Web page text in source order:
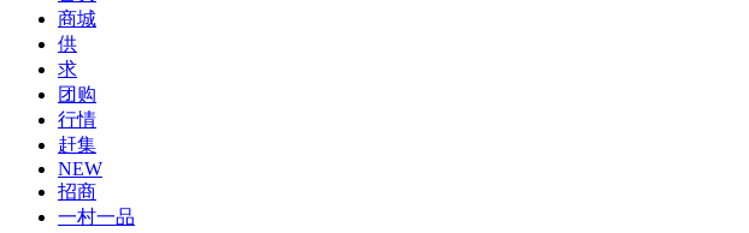
商城
供
求
团购
行情
赶集
NEW
招商
一村一品